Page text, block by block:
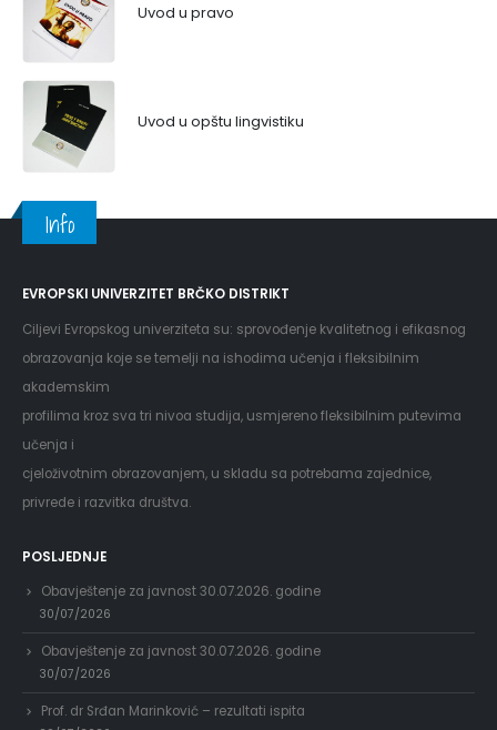
Uvod u pravo
Uvod u opštu lingvistiku
Info
EVROPSKI UNIVERZITET BRČKO DISTRIKT
Ciljevi Evropskog univerziteta su: sprovođenje kvalitetnog i efikasnog
obrazovanja koje se temelji na ishodima učenja i fleksibilnim
akademskim
profilima kroz sva tri nivoa studija, usmjereno fleksibilnim putevima
učenja i
cjeloživotnim obrazovanjem, u skladu sa potrebama zajednice,
privrede i razvitka društva.
POSLJEDNJE
Obavještenje za javnost 30.07.2026. godine
30/07/2026
Obavještenje za javnost 30.07.2026. godine
30/07/2026
Prof. dr Srđan Marinković – rezultati ispita